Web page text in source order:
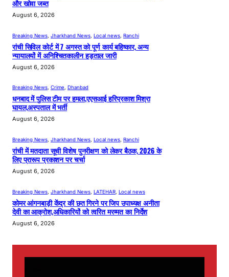
और खोवा जब्त
August 6, 2026
Breaking News Jharkhand News Local news Ranchi
रांची सिविल कोर्ट में 7 अगस्त को पूर्ण कार्य बहिष्कार, अन्य
न्यायालयों में अनिश्चितकालीन हड़ताल जारी
August 6, 2026
Breaking News, Crime, Dhanbad
धनबाद में पुलिस टीम पर हमला,एएसआई हरिप्रकाश मिश्रा
घायल,अस्पताल में भर्ती
August 6, 2026
Breaking News Jharkhand News Local news Ranchi
रांची में मतदाता सूची विशेष पुनरीक्षण को लेकर बैठक, 2026 के
लिए प्रारूप प्रकाशन पर चर्चा
August 6, 2026
Breaking News Jharkhand News LATEHAR Local news
कोमर आंगनबाड़ी केंद्र की छत गिरने पर जिप उपाध्यक्ष अनीता
देवी का आक्रोश,अधिकारियों को त्वरित मरम्मत का निर्देश
August 6, 2026